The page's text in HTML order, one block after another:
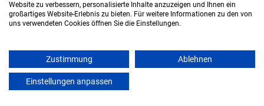
In Kooperation mit IU Duales Studium
(Internationale Hochschule)
bundesweit
Start: Oktober 2026
Freie Plätze: 1
Website zu verbessern, personalisierte Inhalte anzuzeigen und Ihnen ein
großartiges Website-Erlebnis zu bieten. Für weitere Informationen zu den von
uns verwendeten Cookies öffnen Sie die Einstellungen.
Zustimmung Ablehnen
Einstellungen anpassen